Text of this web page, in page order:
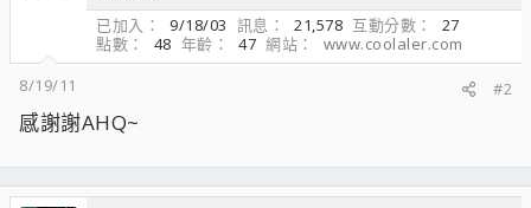
已加入
9/18/03 訊息 21,578 互動分數
27
點數
48 年齡 47 網站
www.coolaler.com
8/19/11
#2
感謝謝AHQ~